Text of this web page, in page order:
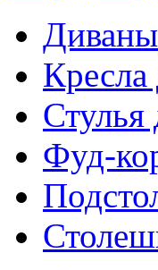
Диваны
Кресла
Стулья
Фуд-